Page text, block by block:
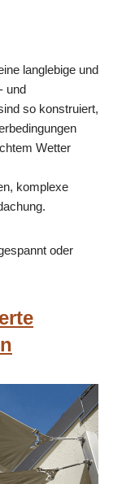
langlebige und
und
so konstruiert,
Wetter
komplexe
oder